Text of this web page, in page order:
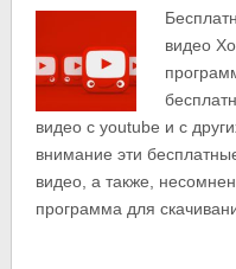
видео
видео с youtube и с
внимание эти
видео, а также,
программа для